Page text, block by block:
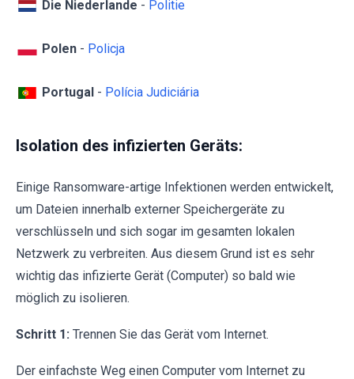
Die Niederlande - Politie
Polen - Policja
Portugal - Polícia Judiciária
Isolation des infizierten Geräts:
Einige Ransomware-artige Infektionen werden entwickelt,
um Dateien innerhalb externer Speichergeräte zu
verschlüsseln und sich sogar im gesamten lokalen
Netzwerk zu verbreiten. Aus diesem Grund ist es sehr
wichtig das infizierte Gerät (Computer) so bald wie
möglich zu isolieren.
Schritt 1: Trennen Sie das Gerät vom Internet.
Der einfachste Weg einen Computer vom Internet zu